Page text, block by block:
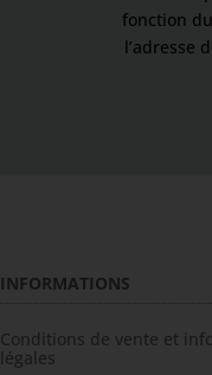
fonction
l’adresse
INFORMATIONS
Conditions de vente et
légales